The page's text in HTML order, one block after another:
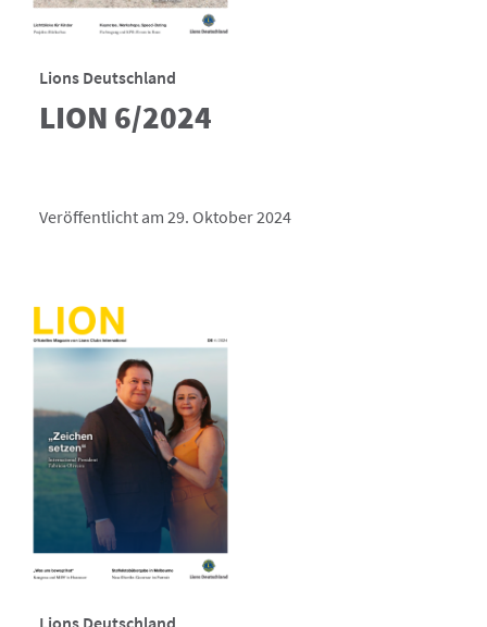
Lions Deutschland
LION 6/2024
Veröffentlicht am 29. Oktober 2024